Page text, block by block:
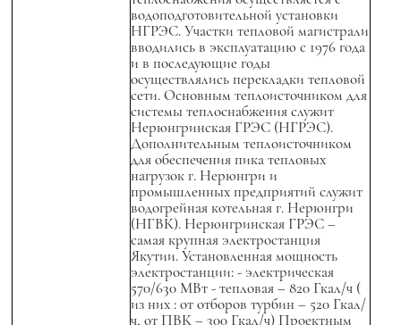
водоподготовительной установки
НГРЭС. Участки тепловой магистрали
вводились в эксплуатацию с 1976 года
и в последующие годы
осуществлялись перекладки тепловой
сети. Основным теплоисточником для
системы теплоснабжения служит
Нерюнгринская ГРЭС (НГРЭС).
Дополнительным теплоисточником
для обеспечения пика тепловых
нагрузок г. Нерюнгри и
промышленных предприятий служит
водогрейная котельная г. Нерюнгри
(НГВК). Нерюнгринская ГРЭС –
самая крупная электростанция
Якутии. Установленная мощность
электростанции: - электрическая
570/630 МВт - тепловая – 820 Гкал/ч (
из них : от отборов турбин – 520 Гкал/
ч, от ПВК – 300 Гкал/ч) Проектным